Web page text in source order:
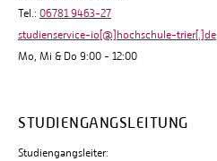
Tel.: 06781 9463-27
studienservice-io[@]hochschule-trier[.]de
Mo, Mi & Do 9:00 - 12:00
STUDIENGANGSLEITUNG
Studiengangsleiter: